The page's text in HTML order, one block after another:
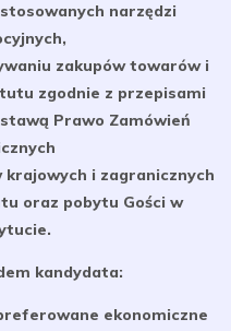
narzędzi
zakupów towarów i
zgodnie z przepisami
Prawo Zamówień
i zagranicznych
oraz pobytu Gości w
kandydata:
ekonomiczne